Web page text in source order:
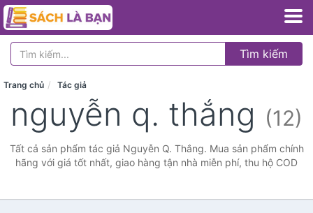
Tìm kiếm
Trang chủ Tác giả
nguyễn q. thắng (12)
Tất cả sản phẩm tác giả Nguyễn Q. Thắng. Mua sản phẩm chính
hãng với giá tốt nhất, giao hàng tận nhà miễn phí, thu hộ COD